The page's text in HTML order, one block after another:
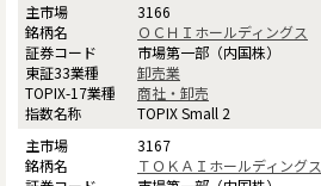
3166
ＯＣＨＩホールディングス
市場第一部（内国株）
卸売業
商社・卸売
TOPIX Small 2
3167
ＴＯＫＡＩホールディングス